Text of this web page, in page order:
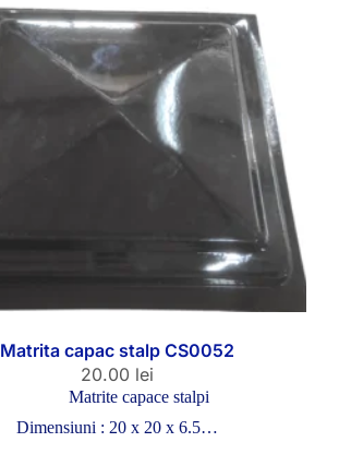
Matrita capac stalp CS0052
20.00 lei
Matrite capace stalpi
Dimensiuni : 20 x 20 x 6.5…